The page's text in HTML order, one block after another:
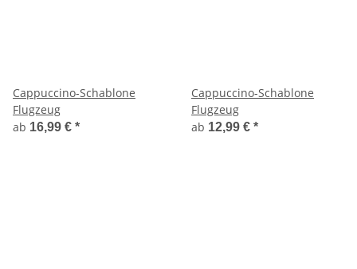
Cappuccino-Schablone
Flugzeug
ab 16,99 € *
Cappuccino-Schablone
Flugzeug
ab 12,99 € *